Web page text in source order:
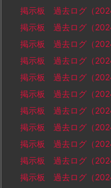
掲示板 過去ログ（
掲示板 過去ログ（
掲示板 過去ログ（
掲示板 過去ログ（
掲示板 過去ログ（
掲示板 過去ログ（
掲示板 過去ログ（
掲示板 過去ログ（
掲示板 過去ログ（
掲示板 過去ログ（
掲示板 過去ログ（